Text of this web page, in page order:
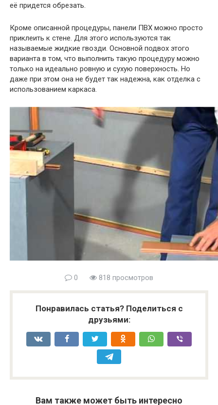
её придется обрезать.
Кроме описанной процедуры, панели ПВХ можно просто
приклеить к стене. Для этого используются так
называемые жидкие гвозди. Основной подвох этого
варианта в том, что выполнить такую процедуру можно
только на идеально ровную и сухую поверхность. Но
даже при этом она не будет так надежна, как отделка с
использованием каркаса.
Watch this video on YouTube Embedded with WP YouTube Lyte.
0 818 просмотров
Понравилась статья? Поделиться с
друзьями:
Вам также может быть интересно